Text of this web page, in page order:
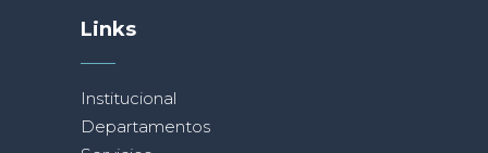
Links
Institucional
Departamentos